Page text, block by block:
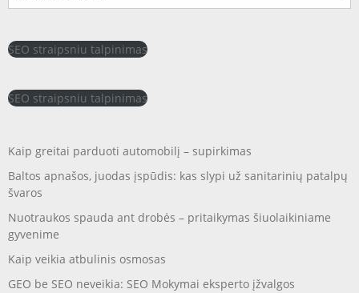
SEO straipsniu talpinimas
SEO straipsniu talpinimas
Kaip greitai parduoti automobilį – supirkimas
Baltos apnašos, juodas įspūdis: kas slypi už sanitarinių patalpų
švaros
Nuotraukos spauda ant drobės – pritaikymas šiuolaikiniame
gyvenime
Kaip veikia atbulinis osmosas
GEO be SEO neveikia: SEO Mokymai eksperto įžvalgos